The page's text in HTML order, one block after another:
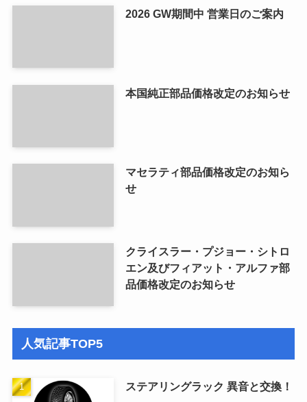
2026 GW期間中 営業日のご案内
本国純正部品価格改定のお知らせ
マセラティ部品価格改定のお知ら
せ
クライスラー・プジョー・シトロ
エン及びフィアット・アルファ部
品価格改定のお知らせ
人気記事TOP5
ステアリングラック 異音と交換！